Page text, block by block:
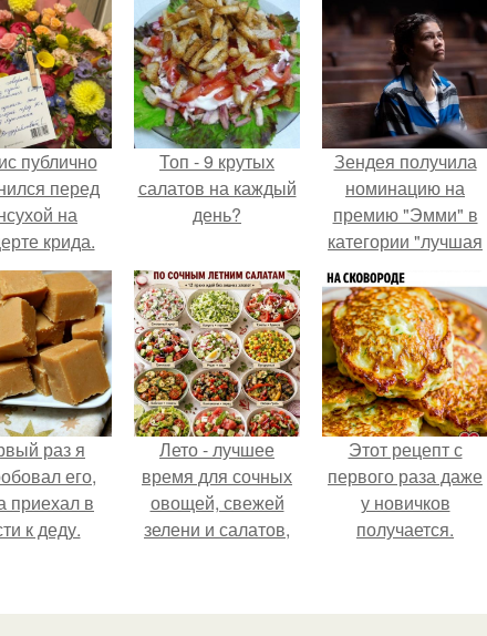
публично
перед
на
крида.
Топ - 9 крутых
салатов на каждый
день?
Зендея получила
номинацию на
премию "Эмми" в
категории "лучшая
актриса в
драматическом
сериале" за третий
сезон "эйфории".
раз я
его,
приехал в
к деду.
Лето - лучшее
время для сочных
овощей, свежей
зелени и салатов,
несколько минут.
Этот рецепт с
первого раза даже
у новичков
получается.